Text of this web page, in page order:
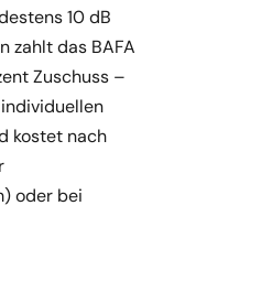
10 dB
zahlt das BAFA
Zuschuss –
kostet nach
oder bei